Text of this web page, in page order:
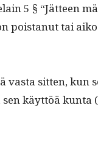
5 § “Jät­teen
pois­tanut tai
vas­ta sit­ten, kun
sen käyt­töä